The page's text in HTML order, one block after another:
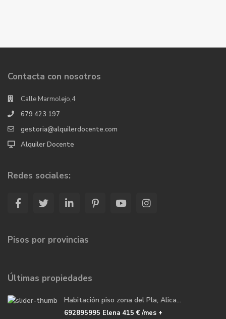
Contacta con nosotros
Calle Marmolejo,4
679 423 197
gestoria@alquilerdocente.com
Alquiler Docente
Redes sociales:
Pisos por provincias
Últimas propiedades
Habitación piso zona del Pla, Alica...
692895995 Elena 415 €/mes +